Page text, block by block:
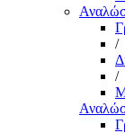
/
/